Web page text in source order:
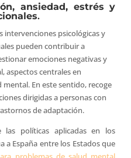
ansiedad, estrés y
.
intervenciones psicológicas y
pueden contribuir a
emociones negativas y
aspectos centrales en
En este sentido, recoge
dirigidas a personas con
de adaptación.
las políticas aplicadas en los
a España entre los Estados que